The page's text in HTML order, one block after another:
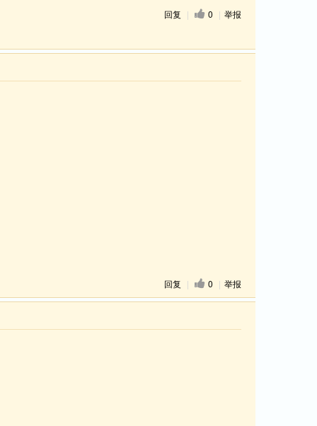
回复 | 0 | 举报
回复 | 0 | 举报